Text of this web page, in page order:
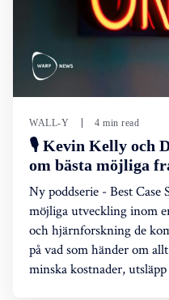
WALL-Y 4 min read
🎙️ Kevin Kelly och
om bästa möjliga
Ny poddserie - Best Case Scenarios - utforskar bästa
möjliga utveckling inom
och hjärnforskning de
på vad som händer om
minska kostnader,